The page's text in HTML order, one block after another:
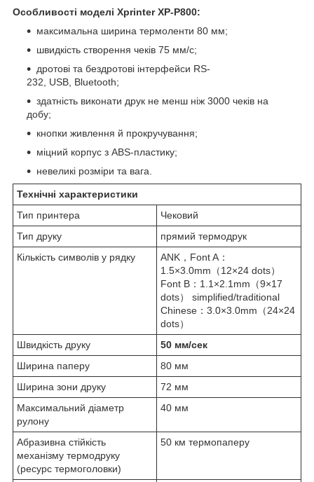
Особливості моделі Xprinter XP-P800:
максимальна ширина термоленти 80 мм;
швидкість створення чеків 75 мм/с;
дротові та бездротові інтерфейси RS-
232, USB, Bluetooth;
здатність виконати друк не менш ніж 3000 чеків на
добу;
кнопки живлення й прокручування;
міцний корпус з ABS-пластику;
невеликі розміри та вага.
Технічні характеристики
Тип принтера
Чековий
Тип друку
прямий термодрук
Кількість символів у рядку
ANK，Font A：
1.5×3.0mm（12×24 dots）
Font B：1.1×2.1mm（9×17
dots） simplified/traditional
Chinese：3.0×3.0mm（24×24
dots）
Швидкість друку
50 мм/сек
Ширина паперу
80 мм
Ширина зони друку
72 мм
Максимальний діаметр
рулону
40 мм
Абразивна стійкість
механізму термодруку
(ресурс термоголовки)
50 км термопаперу